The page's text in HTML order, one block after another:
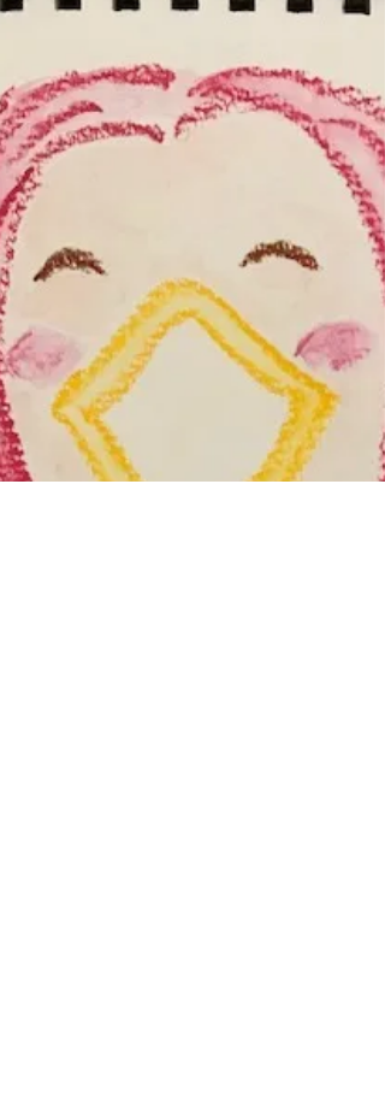
門松（かどまつ） -
Traditional Ornaments to
Welcome The New Year !
In Japan, as soon as Christmas Day is over, Christmas
trees are quickly replaced with 門松 kadomatsu (
Picture on the right). Kadomatsu is...